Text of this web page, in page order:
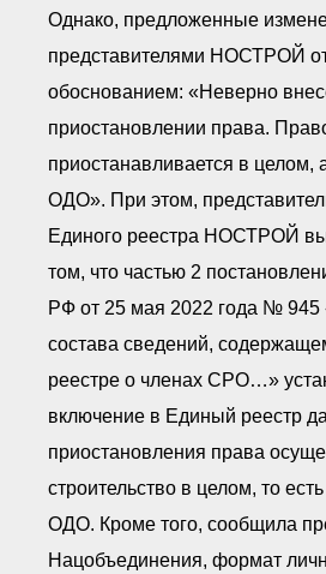
Однако, предложенные
представителями НОСТРОЙ
обоснованием: «Неверно
приостановлении права.
приостанавливается в целом,
ОДО». При этом,
Единого реестра НОСТРОЙ
том, что частью 2
РФ от 25 мая 2022 года № 945
состава сведений,
реестре о членах СРО…»
включение в Единый реестр
приостановления права
строительство в целом, то
ОДО. Кроме того, сообщила
Нацобъединения, формат